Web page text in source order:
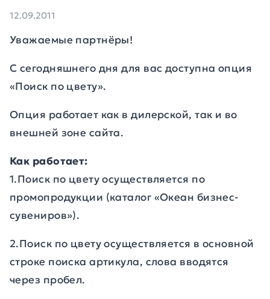
12.09.2011
Уважаемые партнёры!
С сегодняшнего дня для вас доступна опция
«Поиск по цвету».
Опция работает как в дилерской, так и во
внешней зоне сайта.
Как работает:
1.Поиск по цвету осуществляется по
промопродукции (каталог «Океан бизнес-
сувениров»).
2.Поиск по цвету осуществляется в основной
строке поиска артикула, слова вводятся
через пробел.